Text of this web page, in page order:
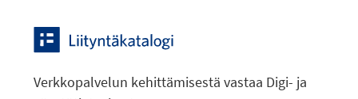
Verkkopalvelun kehittämisestä vastaa Digi- ja